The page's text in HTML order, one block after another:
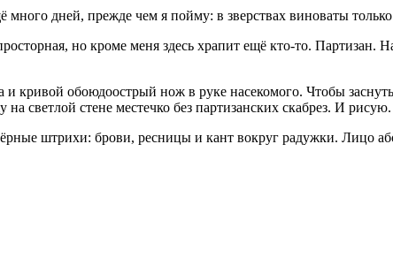
дней, прежде чем я пойму: в зверствах виноваты
но кроме меня здесь храпит ещё кто-то.
кривой обоюдоострый нож в руке насекомого. Чтобы
светлой стене местечко без партизанских скабрез. И рисую.
штрихи: брови, ресницы и кант вокруг радужки. Лицо